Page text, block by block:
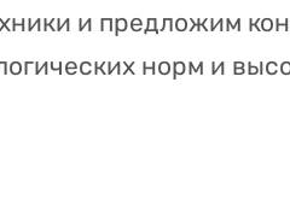
и предложим
норм и